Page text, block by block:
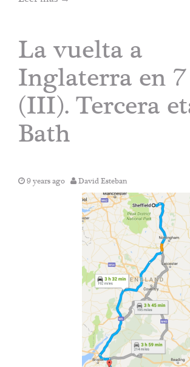
La vuelta a
Inglaterra en
(III). Tercera
Bath
9 years ago David Esteban